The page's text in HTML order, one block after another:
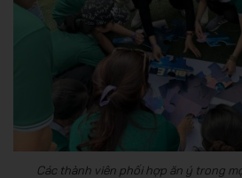
Các thành viên phối hợp ăn ý trong